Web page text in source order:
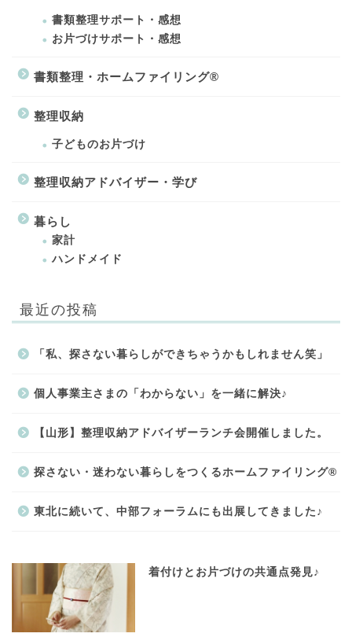
書類整理サポート・感想
お片づけサポート・感想
書類整理・ホームファイリング®
整理収納
子どものお片づけ
整理収納アドバイザー・学び
暮らし
家計
ハンドメイド
最近の投稿
「私、探さない暮らしができちゃうかもしれません笑」
個人事業主さまの「わからない」を一緒に解決♪
【山形】整理収納アドバイザーランチ会開催しました。
探さない・迷わない暮らしをつくるホームファイリング®
東北に続いて、中部フォーラムにも出展してきました♪
着付けとお片づけの共通点発見♪